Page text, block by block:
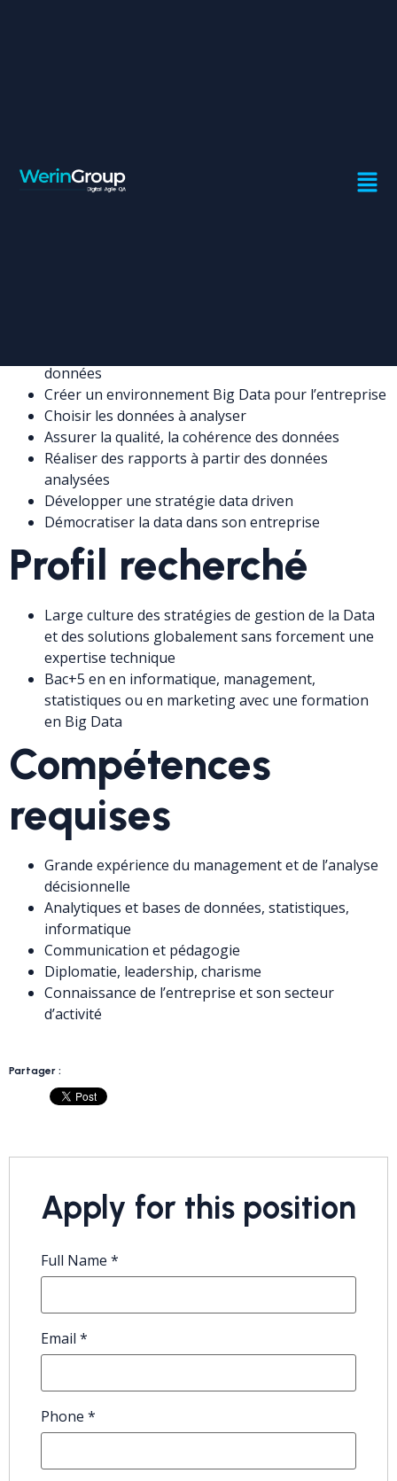
Contrat:CDI
données
Créer un environnement Big Data pour l’entreprise
Choisir les données à analyser
Assurer la qualité, la cohérence des données
Réaliser des rapports à partir des données
analysées
Développer une stratégie data driven
Démocratiser la data dans son entreprise
Profil recherché
Large culture des stratégies de gestion de la Data
et des solutions globalement sans forcement une
expertise technique
Bac+5 en en informatique, management,
statistiques ou en marketing avec une formation
en Big Data
Compétences
requises
Grande expérience du management et de l’analyse
décisionnelle
Analytiques et bases de données, statistiques,
informatique
Communication et pédagogie
Diplomatie, leadership, charisme
Connaissance de l’entreprise et son secteur
d’activité
Partager :
Apply for this position
Full Name *
Email *
Phone *